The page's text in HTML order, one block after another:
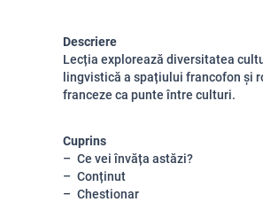
Descriere
Lecția explorează diversitatea
lingvistică a spațiului francofon și
franceze ca punte între culturi.
Cuprins
Ce vei învăța astăzi?
Conținut
Chestionar